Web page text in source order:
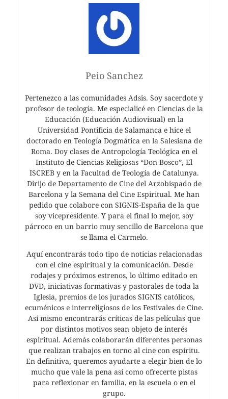
Peio Sanchez
Pertenezco a las comunidades Adsis. Soy sacerdote y
profesor de teología. Me especialicé en Ciencias de la
Educación (Educación Audiovisual) en la
Universidad Pontificia de Salamanca e hice el
doctorado en Teología Dogmática en la Salesiana de
Roma. Doy clases de Antropología Teológica en el
Instituto de Ciencias Religiosas “Don Bosco”, El
ISCREB y en la Facultad de Teología de Catalunya.
Dirijo de Departamento de Cine del Arzobispado de
Barcelona y la Semana del Cine Espiritual. Me han
pedido que colabore con SIGNIS-España de la que
soy vicepresidente. Y para el final lo mejor, soy
párroco en un barrio muy sencillo de Barcelona que
se llama el Carmelo.
Aquí encontrarás todo tipo de noticias relacionadas
con el cine espiritual y la comunicación. Desde
rodajes y próximos estrenos, lo último editado en
DVD, iniciativas formativas y pastorales de toda la
Iglesia, premios de los jurados SIGNIS católicos,
ecuménicos e interreligiosos de los Festivales de Cine.
Así mismo encontrarás críticas de las películas que
por distintos motivos sean objeto de interés
espiritual. Además colaborarán diferentes personas
que realizan trabajos en torno al cine con espíritu.
En definitiva, queremos ayudarte a elegir bien de lo
mucho que vale la pena así como ofrecerte pistas
para reflexionar en familia, en la escuela o en el
grupo.